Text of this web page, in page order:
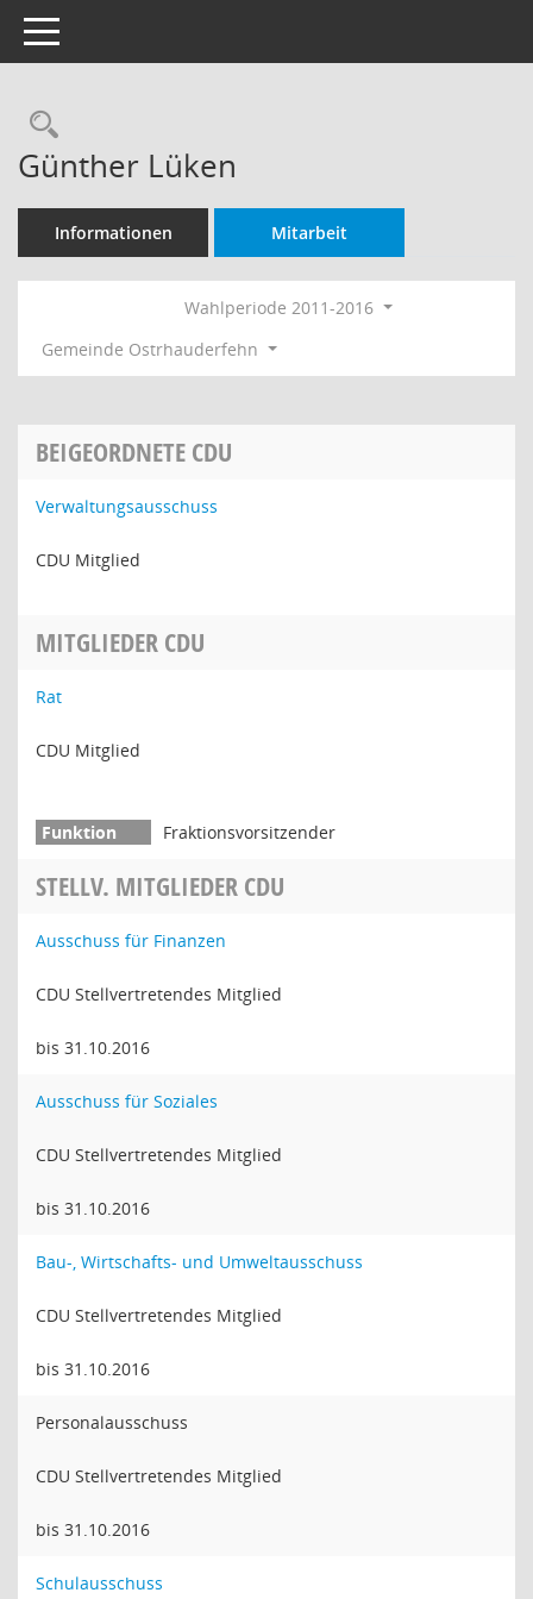
Toggle navigation
Rechercheauswahl
Günther Lüken
Informationen Mitarbeit
Wahlperiode 2011-2016
Gemeinde Ostrhauderfehn
BEIGEORDNETE CDU
Verwaltungsausschuss
CDU Mitglied
MITGLIEDER CDU
Rat
CDU Mitglied
Fraktionsvorsitzender
STELLV. MITGLIEDER CDU
Ausschuss für Finanzen
CDU Stellvertretendes Mitglied
bis 31.10.2016
Ausschuss für Soziales
CDU Stellvertretendes Mitglied
bis 31.10.2016
Bau-, Wirtschafts- und Umweltausschuss
CDU Stellvertretendes Mitglied
bis 31.10.2016
Personalausschuss
CDU Stellvertretendes Mitglied
bis 31.10.2016
Schulausschuss